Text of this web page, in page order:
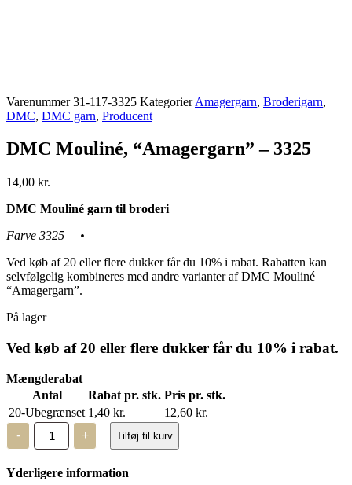
Varenummer31-117-3325 Kategorier Amagergarn, Broderigarn,
DMC, DMC garn, Producent
DMC Mouliné, “Amagergarn” – 3325
14,00 kr.
DMC Mouliné garn til broderi
Farve 3325 – •
Ved køb af 20 eller flere dukker får du 10% i rabat. Rabatten kan
selvfølgelig kombineres med andre varianter af DMC Mouliné
“Amagergarn”.
På lager
Ved køb af 20 eller flere dukker får du 10% i rabat.
Mængderabat
Antal
Rabat pr. stk. Pris pr. stk.
20-Ubegrænset 1,40 kr. 12,60 kr.
-
DMC
Mouliné,
“Amagergarn”
–
3325
+ Tilføj til kurv
Yderligere information